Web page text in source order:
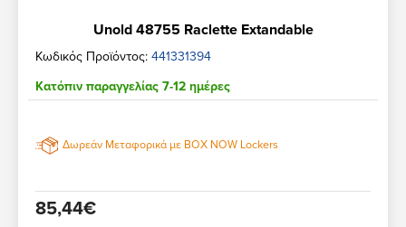
Unold 48755 Raclette Extandable
Κωδικός Προϊόντος: 441331394
Κατόπιν παραγγελίας 7-12 ημέρες
Δωρεάν Μεταφορικά με BOX NOW Lockers
85,44€